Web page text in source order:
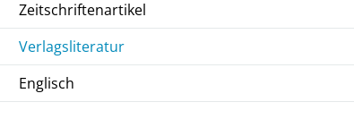
Zeitschriftenartikel
Verlagsliteratur
Englisch